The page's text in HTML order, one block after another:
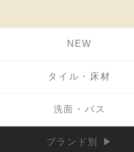
NEW
タイル・床材
洗面・バス
ブランド別 ▶